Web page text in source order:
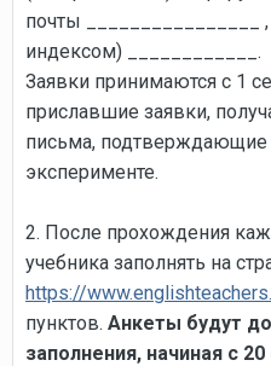
почты ________________
индексом) ____________.
Заявки принимаются с 1
приславшие заявки,
письма, подтверждающие
эксперименте.
2. После прохождения
учебника заполнять на
https://
пунктов. Анкеты будут
заполнения, начиная с